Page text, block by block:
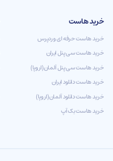
خرید هاست
خرید هاست حرفه ای وردپرس
خرید هاست سی پنل ایران
خرید هاست سی پنل آلمان(اروپا)
خرید هاست دانلود ایران
خرید هاست دانلود آلمان(اروپا)
خرید هاست بک آپ